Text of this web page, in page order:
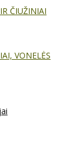
ČIUŽINIAI
VONELĖS